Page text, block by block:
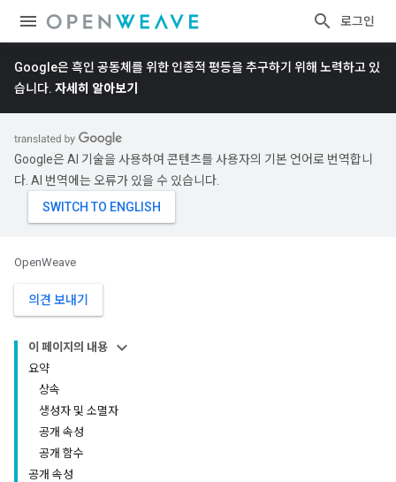
로그인
Google은 흑인 공동체를 위한 인종적 평등을 추구하기 위해 노력하고 있
습니다. 자세히 알아보기
Google은 AI 기술을 사용하여 콘텐츠를 사용자의 기본 언어로 번역합니
다. AI 번역에는 오류가 있을 수 있습니다.
OpenWeave
의견 보내기
이 페이지의 내용
요약
상속
생성자 및 소멸자
공개 속성
공개 함수
공개 속성